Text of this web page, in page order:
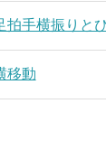
拍手横振りと
移動